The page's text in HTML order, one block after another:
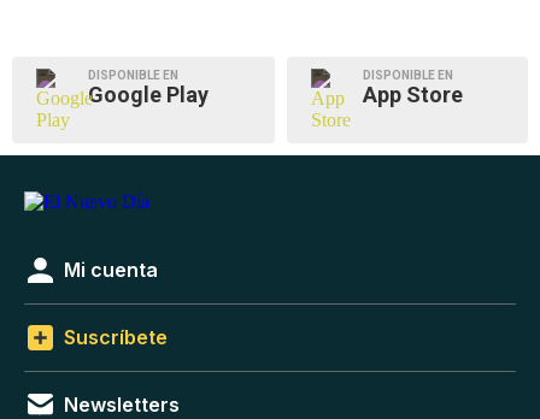
DISPONIBLE EN
Google Play
DISPONIBLE EN
App Store
Mi cuenta
Suscríbete
Newsletters